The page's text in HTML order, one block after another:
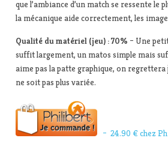
que l’ambiance d’un match se ressente le
la mécanique aide correctement, les
Qualité du matériel (jeu) : 70% – Une
suffit largement, un matos simple mais
aime pas la patte graphique, on regrettera
ne soit pas plus variée.
– 24.90 € chez